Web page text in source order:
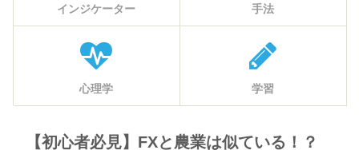
インジケーター 手法
心理学 学習
【初心者必見】FXと農業は似ている！？